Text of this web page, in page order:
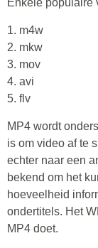
Enkele populaire
1. m4w
2. mkw
3. mov
4. avi
5. flv
MP4 wordt
is om video af te
echter naar een
bekend om het
hoeveelheid
ondertitels. Het
MP4 doet.